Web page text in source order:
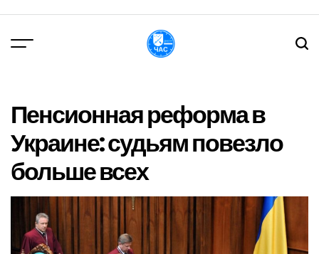
вмісту
Пенсионная реформа в
Украине: судьям повезло
больше всех